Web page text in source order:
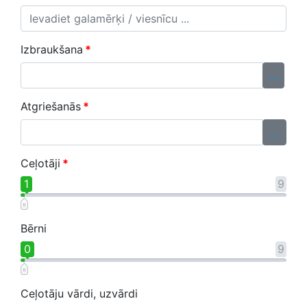
Izbraukšana *
...
Atgriešanās *
...
Ceļotāji *
9
1
Bērni
9
0
Ceļotāju vārdi, uzvārdi